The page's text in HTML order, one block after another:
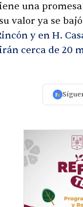
una
valor ya se
y en H.
cerca de 20